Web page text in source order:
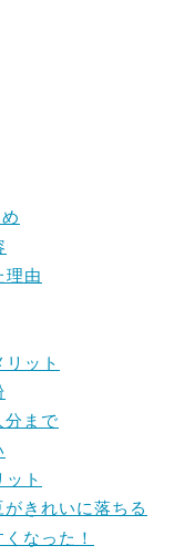
理由
ット
まで
ト
きれいに落ちる
なった！